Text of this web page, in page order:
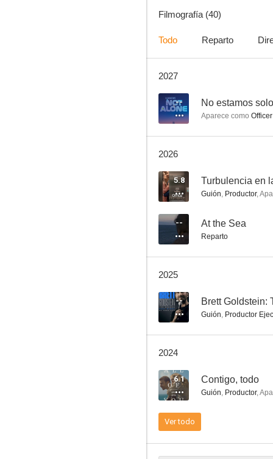
Thor: Love and Thunder
Cuckoo
7.0
Filmografía (40)
Todo Reparto
2027
-- No estamos
Aparece como
2026
5.8 Turbulencia en
Guión, Productor,
-- At the Sea
Reparto
2025
-- Brett Goldstein:
Guión, Productor
2024
6.1 Contigo, todo
Guión, Productor,
Ver todo